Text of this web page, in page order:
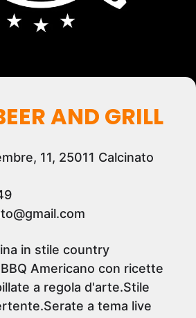
AND GRILL
11, 25011 Calcinato
in stile country
Americano con ricette
a regola d'arte.Stile
a tema live